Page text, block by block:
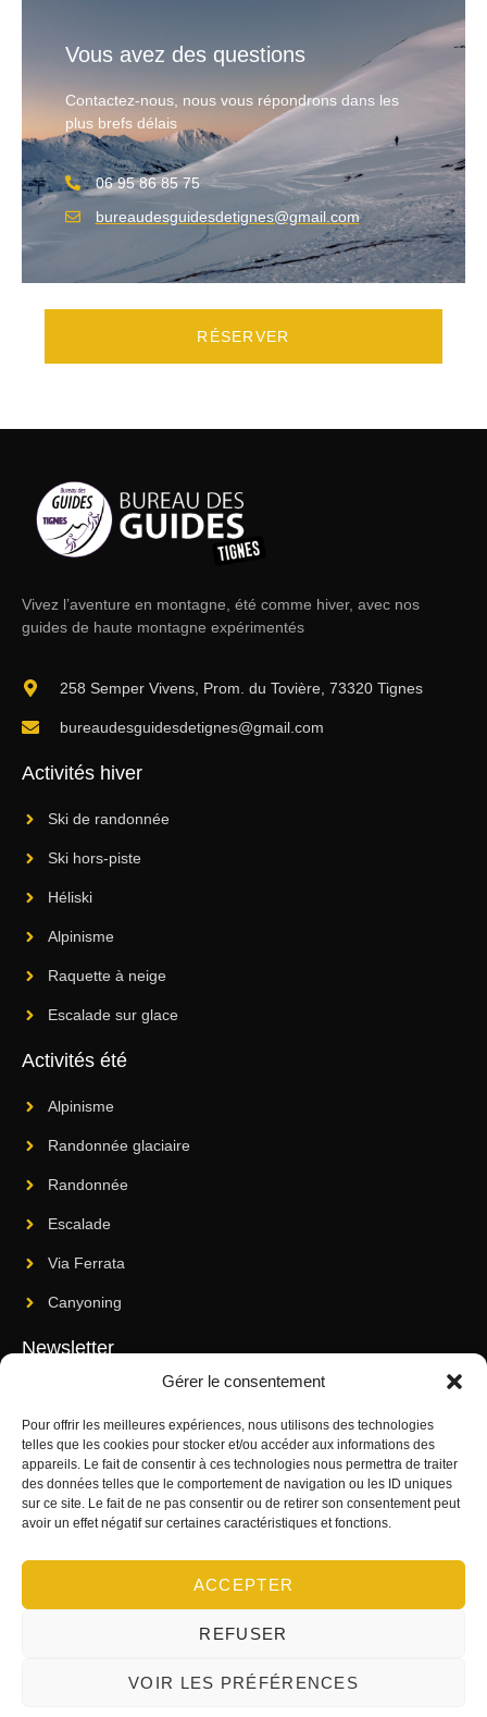
Gérer le consentement
Pour offrir les meilleures expériences, nous utilisons des technologies
telles que les cookies pour stocker et/ou accéder aux informations des
appareils. Le fait de consentir à ces technologies nous permettra de traiter
des données telles que le comportement de navigation ou les ID uniques
sur ce site. Le fait de ne pas consentir ou de retirer son consentement peut
avoir un effet négatif sur certaines caractéristiques et fonctions.
ACCEPTER
REFUSER
VOIR LES PRÉFÉRENCES
Vous avez des questions
Contactez-nous, nous vous répondrons dans les
plus brefs délais
06 95 86 85 75
bureaudesguidesdetignes@gmail.com
RÉSERVER
Vivez l’aventure en montagne, été comme hiver, avec nos
guides de haute montagne expérimentés
258 Semper Vivens, Prom. du Tovière, 73320 Tignes
bureaudesguidesdetignes@gmail.com
Activités hiver
Ski de randonnée
Ski hors-piste
Héliski
Alpinisme
Raquette à neige
Escalade sur glace
Activités été
Alpinisme
Randonnée glaciaire
Randonnée
Escalade
Via Ferrata
Canyoning
Newsletter
Inscrivez-vous à notre newsletter pour découvrir nos nouvelles
sorties et dernières nouveautés.